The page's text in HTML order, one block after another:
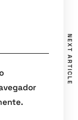
NEXT ARTICLE